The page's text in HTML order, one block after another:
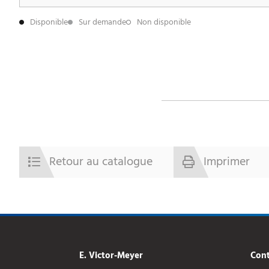
Disponible
Sur demande Non disponible
Retour au catalogue Imprimer
E. Victor-Meyer